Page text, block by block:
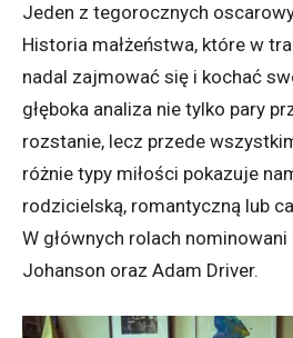
Jeden z tegorocznych
Historia małżeństwa, które w
nadal zajmować się i kochać
głęboka analiza nie tylko pary
rozstanie, lecz przede
różnie typy miłości pokazuje
rodzicielską, romantyczną lub
W głównych rolach
Johanson oraz Adam Driver.